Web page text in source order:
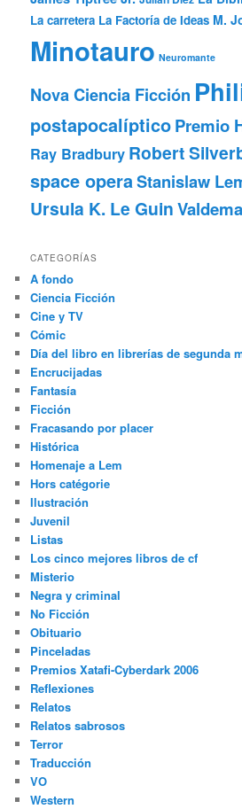
La carretera La Factoría de Ideas M.
Minotauro Neuromante
Nova Ciencia Ficción
postapocalípticoPremio
Ray Bradbury Robert
space operaStanislaw
Ursula K. Le Guin
CATEGORÍAS
A fondo
Ciencia Ficción
Cine y TV
Cómic
Día del libro en librerías de segunda
Encrucijadas
Fantasía
Ficción
Fracasando por placer
Histórica
Homenaje a Lem
Hors catégorie
Ilustración
Juvenil
Listas
Los cinco mejores libros de cf
Misterio
Negra y criminal
No Ficción
Obituario
Pinceladas
Premios Xatafi-Cyberdark 2006
Reflexiones
Relatos
Relatos sabrosos
Terror
Traducción
VO
Western